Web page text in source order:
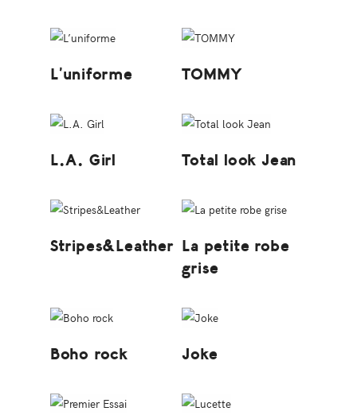
L’uniforme TOMMY
L.A. Girl Total look Jean
Stripes&Leather La petite robe
grise
Boho rock Joke